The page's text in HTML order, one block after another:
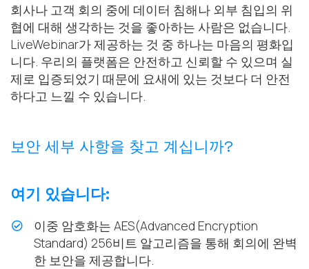
회사나 고객 회의 중에 데이터 침해나 외부 침입의 위
협에 대해 생각하는 것을 좋아하는 사람은 없습니다.
LiveWebinar가 제공하는 것 중 하나는 마음의 평화입
니다. 우리의 플랫폼은 안전하고 신뢰할 수 있으며 실
제로 입증되었기 때문에 요새에 있는 것보다 더 안전
하다고 느낄 수 있습니다.
보안 세부 사항을 찾고 계십니까?
여기 있습니다:
이중 암호화는 AES(Advanced Encryption
Standard) 256비트 알고리즘을 통해 회의에 완벽
한 보안을 제공합니다.